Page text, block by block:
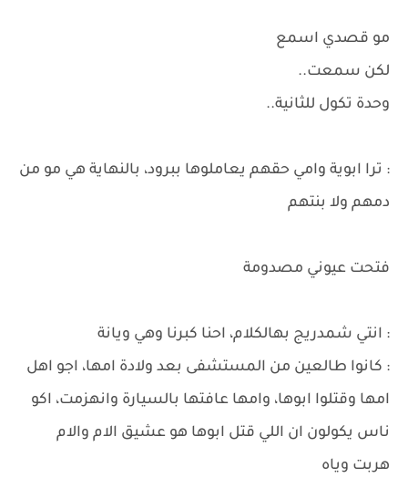
مو قصدي اسمع
لكن سمعت..
وحدة تكول للثانية..
: ترا ابوية وامي حقهم يعاملوها ببرود، بالنهاية هي مو من
دمهم ولا بنتهم
فتحت عيوني مصدومة
: انتي شمدريج بهالكلام، احنا كبرنا وهي ويانة
: كانوا طالعين من المستشفى بعد ولادة امها، اجو اهل
امها وقتلوا ابوها، وامها عافتها بالسيارة وانهزمت، اكو
ناس يكولون ان اللي قتل ابوها هو عشيق الام والام
هربت وياه